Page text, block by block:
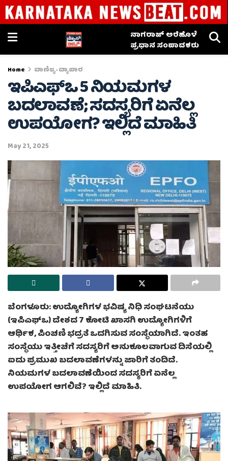
ನಾಗರಾಜ್ ಅರೆಹೊಳೆ
ಪ್ರಧಾನ ಸಂಪಾದಕರು
Home ವಾಣಿಜ್ಯ-ವ್ಯಾಪಾರ
ಇಪಿಎಫ್ಒ 5 ನಿಯಮಗಳ
ಬದಲಾವಣೆ; ಸದಸ್ಯರಿಗೆ ಏನೆಲ್ಲ
ಉಪಯೋಗ? ಇಲ್ಲಿದೆ ಮಾಹಿತಿ
May 21, 2025
ಬೆಂಗಳೂರು: ಉದ್ಯೋಗಿಗಳ ಭವಿಷ್ಯ ನಿಧಿ ಸಂಘಟನೆಯು
(ಇಪಿಎಫ್ಒ) ದೇಶದ 7 ಕೋಟಿ ಖಾಸಗಿ ಉದ್ಯೋಗಿಗಳಿಗೆ
ಆರ್ಥಿಕ, ಪಿಂಚಣಿ ಭದ್ರತೆ ಒದಗಿಸುವ ಸಂಸ್ಥೆಯಾಗಿದೆ. ಇಂತಹ
ಸಂಸ್ಥೆಯು ಇತ್ತೀಚೆಗೆ ಸದಸ್ಯರಿಗೆ ಅನುಕೂಲವಾಗುವ ದಿಸೆಯಲ್ಲಿ
ಐದು ಪ್ರಮುಖ ಬದಲಾವಣೆಗಳನ್ನು ಜಾರಿಗೆ ತಂದಿದೆ.
ನಿಯಮಗಳ ಬದಲಾವಣೆಯಿಂದ ಸದಸ್ಯರಿಗೆ ಏನೆಲ್ಲ
ಉಪಯೋಗ ಆಗಲಿವೆ? ಇಲ್ಲಿದೆ ಮಾಹಿತಿ.